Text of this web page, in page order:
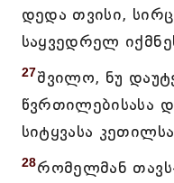
დედა თვისი,
საყვედრელ
27შვილო, ნუ
წვრთილებისასა
სიტყვასა
28რომელმან